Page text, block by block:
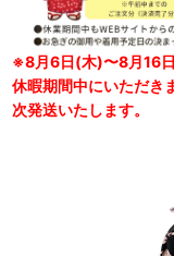
※8月6日(木)〜8月16日
休暇期間中にいただき
次発送いたします。